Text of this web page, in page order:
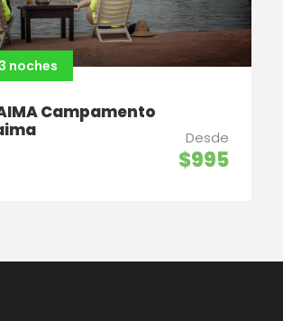
noches
Campamento
Desde
$995